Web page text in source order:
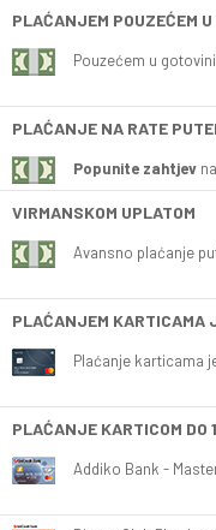
PLAĆANJEM POUZEĆEM
Pouzećem u
PLAĆANJE NA RATE
Popunite zahtjev
VIRMANSKOM UPLATOM
Avansno plaćanje
PLAĆANJEM KARTICAMA
Plaćanje karticama
PLAĆANJE KARTICOM DO
Addiko Bank -